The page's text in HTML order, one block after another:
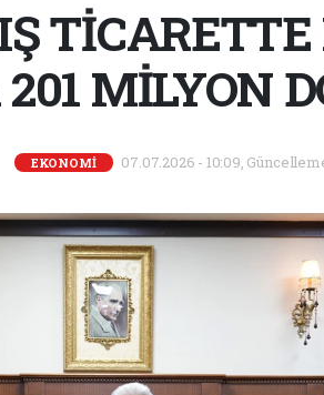
MİLYON
EKONOMİ 07.07.2026 - 10:09,